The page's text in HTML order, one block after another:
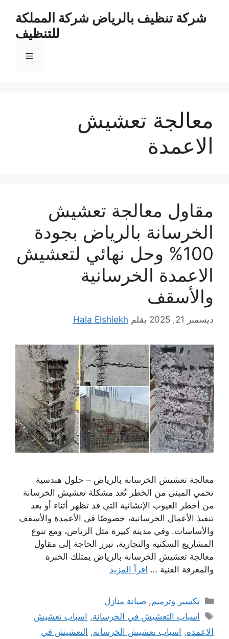
شركة تنظيف بالرياض شركة المملكة
للتنظيف
القائمة
معالجة تعشيش
الاعمدة
مقاول معالجة تعشيش
الخرسانة بالرياض بجودة
100% وحل نهائي لتعشيش
الاعمدة الخرسانية
والأسقف
ديسمبر 21, 2025 بقلم Hala Elshiekh
معالجة تعشيش الخرسانة بالرياض – حلول هندسية
تحمي المبنى من الخطر تُعد مشكلة تعشيش الخرسانة
من أخطر العيوب الإنشائية التي قد تظهر أثناء أو بعد
تنفيذ الأعمال الخرسانية، خصوصًا في الأعمدة والأسقف
والأساسات. وفي مدينة كبيرة مثل الرياض، ومع تنوع
المشاريع السكنية والتجارية، تبرز الحاجة إلى مقاول
معالجة تعشيش الخرسانة بالرياض يمتلك الخبرة
والمعرفة الفنية … اقرأ المزيد
التصنيفات
تكسير وترميم,صيانة منازل
الوسوم
اسباب التعشيش في الخرسانة, اسباب تعشيش
الاعمدة, اسباب تعشيش الخرسانة, التعشيش في